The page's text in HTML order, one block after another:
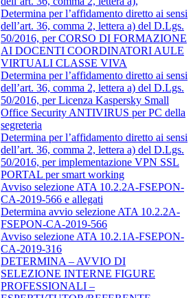
Determina per l’affidamento diretto ai sensi
dell’art. 36, comma 2, lettera a) del D.Lgs.
50/2016, per CORSO DI FORMAZIONE
AI DOCENTI COORDINATORI AULE
VIRTUALI CLASSE VIVA
Determina per l’affidamento diretto ai sensi
dell’art. 36, comma 2, lettera a) del D.Lgs.
50/2016, per Licenza Kaspersky Small
Office Security ANTIVIRUS per PC della
segreteria
Determina per l’affidamento diretto ai sensi
dell’art. 36, comma 2, lettera a) del D.Lgs.
50/2016, per implementazione VPN SSL
PORTAL per smart working
Avviso selezione ATA 10.2.2A-FSEPON-
CA-2019-566 e allegati
Determina avvio selezione ATA 10.2.2A-
FSEPON-CA-2019-566
Avviso selezione ATA 10.2.1A-FSEPON-
CA-2019-316
DETERMINA – AVVIO DI
SELEZIONE INTERNE FIGURE
PROFESSIONALI –